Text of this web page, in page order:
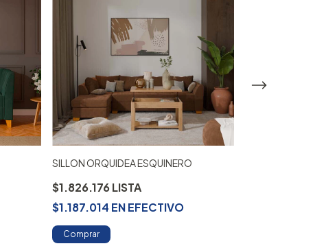
SILLON ORQUIDEA ESQUINERO
$1.826.176
$1.187.014 ENEFECTIVO
Comprar